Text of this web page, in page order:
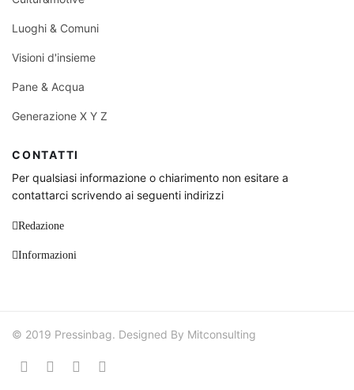
Luoghi & Comuni
Visioni d'insieme
Pane & Acqua
Generazione X Y Z
CONTATTI
Per qualsiasi informazione o chiarimento non esitare a
contattarci scrivendo ai seguenti indirizzi
Redazione
Informazioni
© 2019 Pressinbag. Designed By Mitconsulting